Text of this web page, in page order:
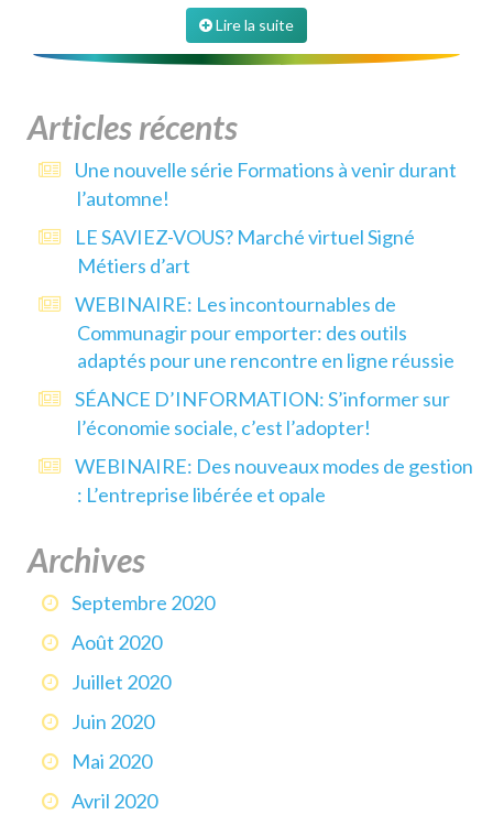
Lire la suite
Articles récents
Une nouvelle série Formations à venir durant
l’automne!
LE SAVIEZ-VOUS? Marché virtuel Signé
Métiers d’art
WEBINAIRE: Les incontournables de
Communagir pour emporter: des outils
adaptés pour une rencontre en ligne réussie
SÉANCE D’INFORMATION: S’informer sur
l’économie sociale, c’est l’adopter!
WEBINAIRE: Des nouveaux modes de gestion
: L’entreprise libérée et opale
Archives
Septembre 2020
Août 2020
Juillet 2020
Juin 2020
Mai 2020
Avril 2020